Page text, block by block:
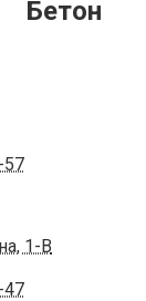
Бетон
57
1-В
47